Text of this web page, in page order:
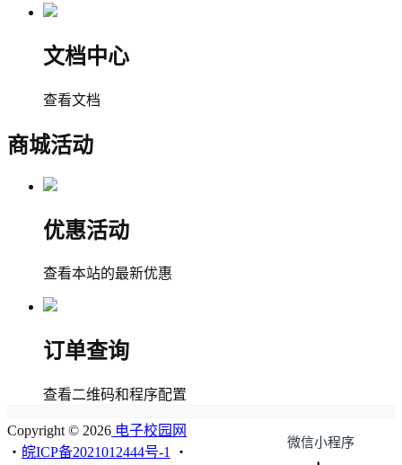
文档中心
查看文档
商城活动
优惠活动
查看本站的最新优惠
订单查询
查看二维码和程序配置
微信小程序
Copyright © 2026 电子校园网
・ 皖ICP备2021012444号-1 ・